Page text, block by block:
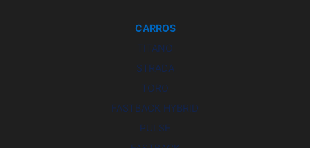
CARROS
TITANO
STRADA
TORO
FASTBACK HYBRID
PULSE